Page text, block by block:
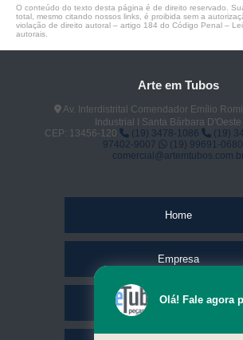
O conteúdo do texto desta página é de direito reservado.
total, mesmo citando nossos links, é proibida sem a
violação de direito autoral – artigo 184 do Código Penal –
autorais
Arte em Tubos
Av. Interdistrital Comendador Emílio
Industrial I Santa Bárbara D'Oeste
CEP: 13456-120
(19) 3478-1086 (19)
97402-9007
(19) 99691-0680
Home
Empresa
Missão
Olá! Fale agora